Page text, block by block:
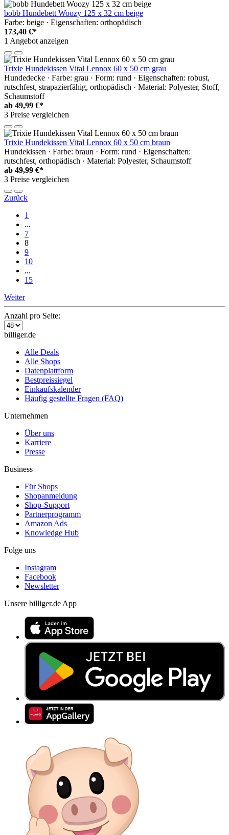
bobb Hundebett Woozy 125 x 32 cm beige
Farbe: beige · Eigenschaften: orthopädisch
173,40 €*
1 Angebot anzeigen
Trixie Hundekissen Vital Lennox 60 x 50 cm grau
Hundedecke · Farbe: grau · Form: rund · Eigenschaften: robust,
rutschfest, strapazierfähig, orthopädisch · Material: Polyester, Stoff,
Schaumstoff
ab 49,99 €*
3 Preise vergleichen
Trixie Hundekissen Vital Lennox 60 x 50 cm braun
Hundekissen · Farbe: braun · Form: rund · Eigenschaften:
rutschfest, orthopädisch · Material: Polyester, Schaumstoff
ab 49,99 €*
3 Preise vergleichen
Zurück
1
...
7
8
9
10
...
15
Weiter
Anzahl pro Seite:
billiger.de
Alle Deals
Alle Shops
Datenplattform
Bestpreissiegel
Einkaufskalender
Häufig gestellte Fragen (FAQ)
Unternehmen
Über uns
Karriere
Presse
Business
Für Shops
Shopanmeldung
Shop-Support
Partnerprogramm
Amazon Ads
Knowledge Hub
Folge uns
Instagram
Facebook
Newsletter
Unsere billiger.de App